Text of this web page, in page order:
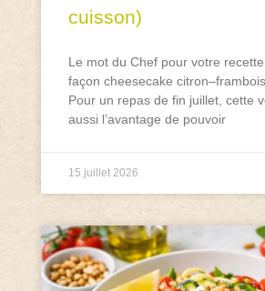
cuisson)
Le mot du Chef pour votre
façon cheesecake
Pour un repas de fin juillet, cette
aussi l’avantage de pouvoir
15 juillet 2026